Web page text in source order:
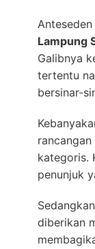
Anteseden
Lampung
Galibnya
tertentu
bersinar-
kategoris.
penunjuk
diberikan